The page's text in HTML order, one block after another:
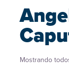
Mostrando